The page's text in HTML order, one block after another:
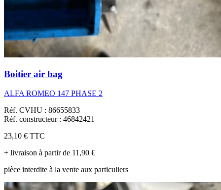
Boitier air bag
ALFA ROMEO 147 PHASE 2
Réf. CVHU : 86655833
Réf. constructeur : 46842421
23,10 € TTC
+ livraison à partir de 11,90 €
pièce interdite à la vente aux particuliers